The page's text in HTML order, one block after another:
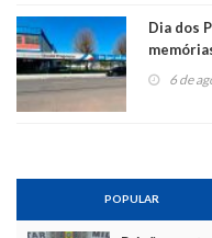
Dia dos
6 de
POPULAR